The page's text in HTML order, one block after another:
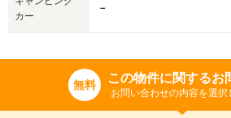
カー
－
無料 この物件に関するお
お問い合わせの内容を選択